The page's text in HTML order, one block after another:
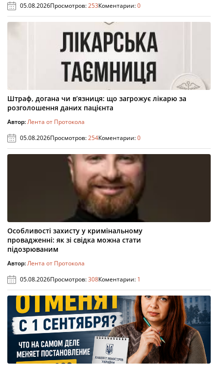
05.08.2026Просмотров:253Коментарии:0
Штраф, догана чи в’язниця: що загрожує лікарю за
розголошення даних пацієнта
Автор:Лента от Протокола
05.08.2026Просмотров:254Коментарии:0
Особливості захисту у кримінальному
провадженні: як зі свідка можна стати
підозрюваним
Автор:Лента от Протокола
05.08.2026Просмотров:308Коментарии: 1